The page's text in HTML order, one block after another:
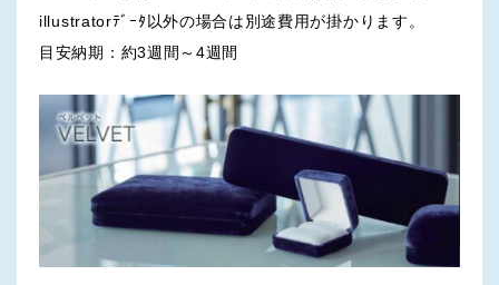
illustratorﾃﾞｰﾀ以外の場合は別途費用が掛かります。
目安納期：約3週間～4週間